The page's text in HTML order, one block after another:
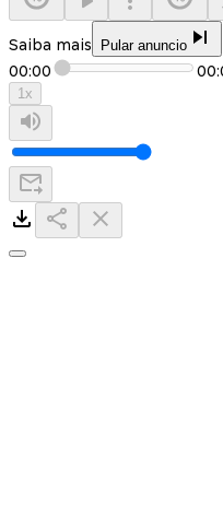
Saiba mais Pular anuncio
00:00
1x